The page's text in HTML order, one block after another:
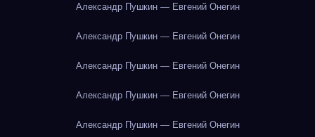
Александр Пушкин — Евгений Онегин
Александр Пушкин — Евгений Онегин
Александр Пушкин — Евгений Онегин
Александр Пушкин — Евгений Онегин
Александр Пушкин — Евгений Онегин